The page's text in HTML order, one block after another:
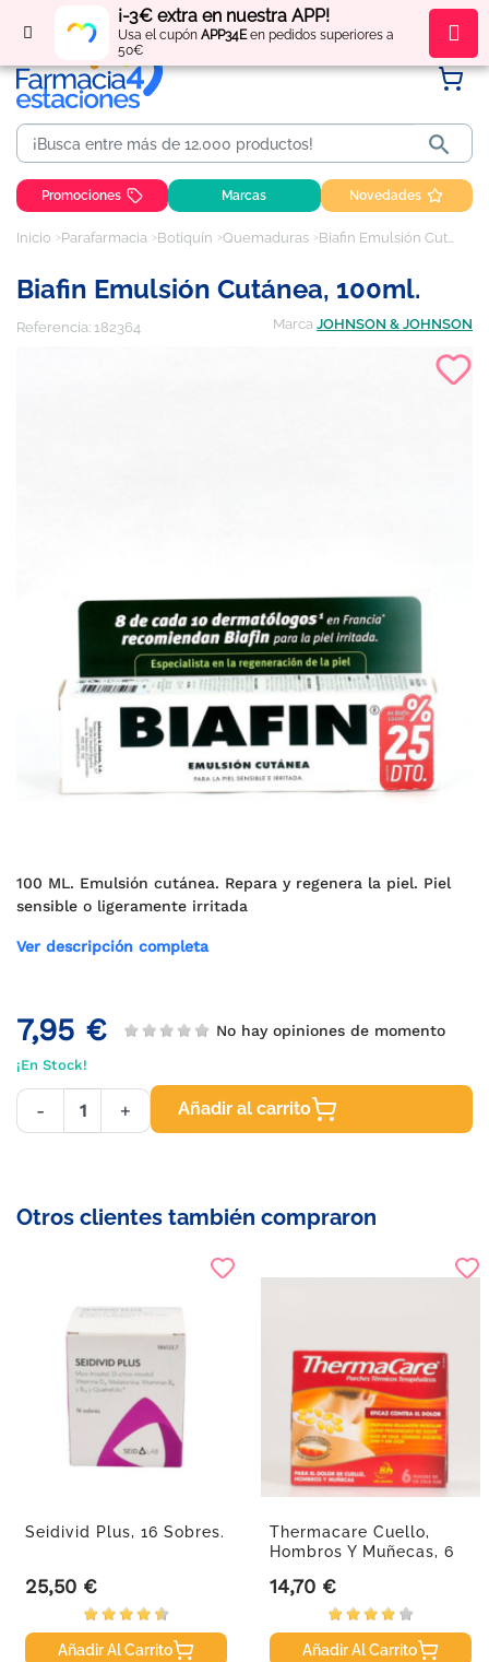
¡-3€ extra en nuestra APP!
Usa el cupón APP34Een pedidos superiores a
50€
Regístratey obténpuntos por tus compras

Promociones Marcas Novedades
Inicio Parafarmacia Botiquín Quemaduras Biafin Emulsión Cutánea, 100ml.
Biafin Emulsión Cutánea, 100ml.
Referencia: 182364 Marca JOHNSON & JOHNSON
100 ML. Emulsión cutánea. Repara y regenera la piel. Piel
sensible o ligeramente irritada
Ver descripción completa
7,95 € No hay opiniones de momento
¡En Stock!
- + Añadir al carrito
Otros clientes también compraron
Seidivid Plus, 16 Sobres.
Precio
25,50 €
Añadir Al Carrito
Thermacare Cuello,
Hombros Y Muñecas, 6
Precio
14,70 €
Añadir Al Carrito